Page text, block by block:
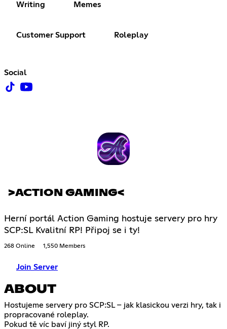
Writing Memes
Customer Support Roleplay
Social
>ACTION GAMING<
Herní portál Action Gaming hostuje servery pro hry
SCP:SL Kvalitní RP! Připoj se i ty!
268 Online 1,550 Members
Join Server
ABOUT
Hostujeme servery pro SCP:SL – jak klasickou verzi hry, tak i
propracované roleplay.
Pokud tě víc baví jiný styl RP.